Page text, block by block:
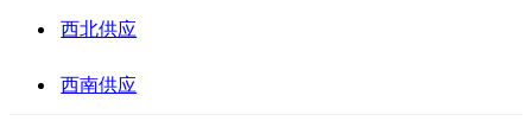
西北供应
西南供应